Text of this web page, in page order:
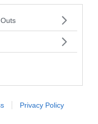
one or more Google
You may click to
in below Google
Privacy Policy